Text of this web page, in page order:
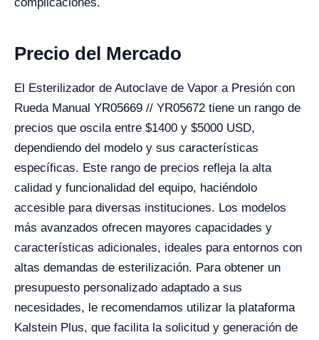
Precio del Mercado
El Esterilizador de Autoclave de Vapor a Presión con
Rueda Manual YR05669 // YR05672 tiene un rango de
precios que oscila entre $1400 y $5000 USD,
dependiendo del modelo y sus características
específicas. Este rango de precios refleja la alta
calidad y funcionalidad del equipo, haciéndolo
accesible para diversas instituciones. Los modelos
más avanzados ofrecen mayores capacidades y
características adicionales, ideales para entornos con
altas demandas de esterilización. Para obtener un
presupuesto personalizado adaptado a sus
necesidades, le recomendamos utilizar la plataforma
Kalstein Plus, que facilita la solicitud y generación de